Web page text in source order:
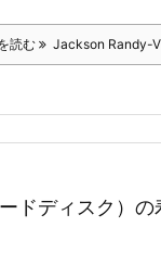
読む Jackson Randy-
ドディスク）の